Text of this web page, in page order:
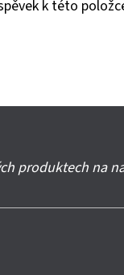
k této
produktech na